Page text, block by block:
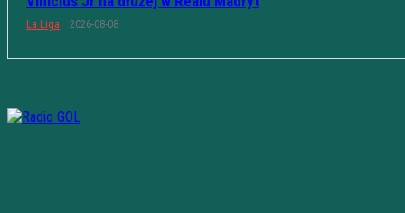
La Liga 2026-08-08